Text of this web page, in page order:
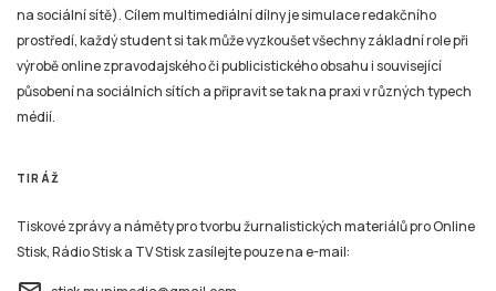
na sociální sítě). Cílem multimediální dílny je simulace redakčního
prostředí, každý student si tak může vyzkoušet všechny základní role při
výrobě online zpravodajského či publicistického obsahu i související
působení na sociálních sítích a připravit se tak na praxi v různých typech
médií.
TIRÁŽ
Tiskové zprávy a náměty pro tvorbu žurnalistických materiálů pro Online
Stisk, Rádio Stisk a TV Stisk zasílejte pouze na e-mail: